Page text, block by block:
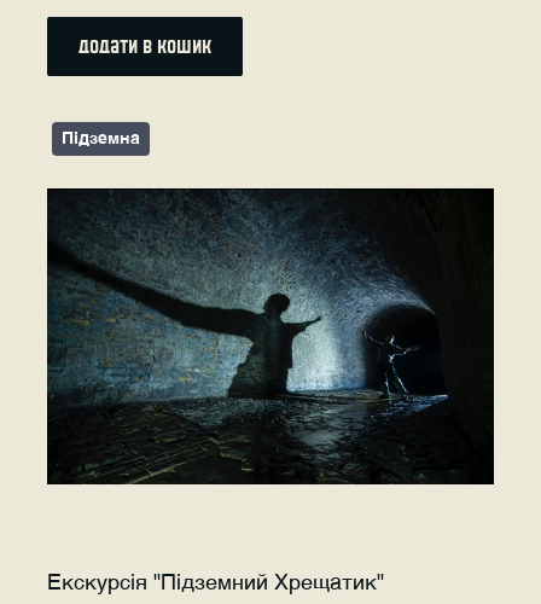
додати в кошик
Підземна
Екскурсія "Підземний Хрещатик"